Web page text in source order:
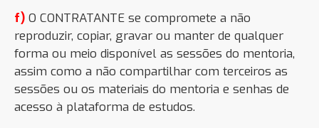
f) O CONTRATANTE se compromete a não
reproduzir, copiar, gravar ou manter de qualquer
forma ou meio disponível as sessões do mentoria,
assim como a não compartilhar com terceiros as
sessões ou os materiais do mentoria e senhas de
acesso à plataforma de estudos.